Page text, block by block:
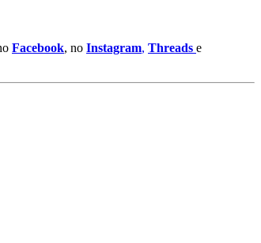
Facebook, no Instagram, Threads e